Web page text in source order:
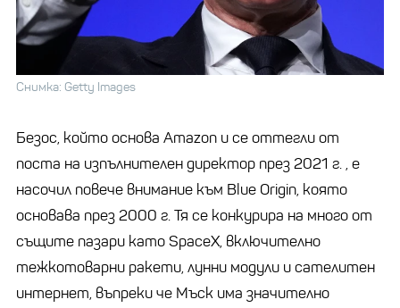
Снимка: Getty Images
Безос, който основа Amazon и се оттегли от
поста на изпълнителен директор през 2021 г. , е
насочил повече внимание към Blue Origin, която
основава през 2000 г. Тя се конкурира на много от
същите пазари като SpaceX, включително
тежкотоварни ракети, лунни модули и сателитен
интернет, въпреки че Мъск има значително